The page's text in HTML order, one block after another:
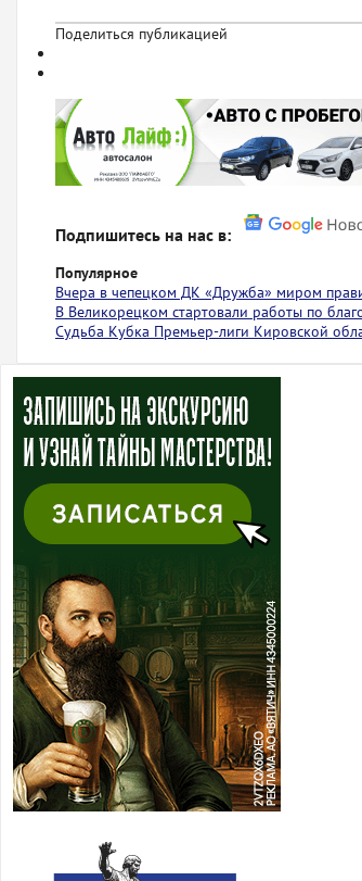
Поделиться публикацией
Подпишитесь на нас в:
Популярное
Вчера в чепецком ДК «Дружба» миром
В Великорецком стартовали работы по
Судьба Кубка Премьер-лиги Кировской